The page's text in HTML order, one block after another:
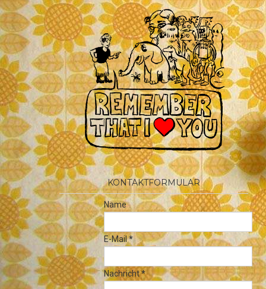
KONTAKTFORMULAR
Name
E-Mail*
Nachricht*